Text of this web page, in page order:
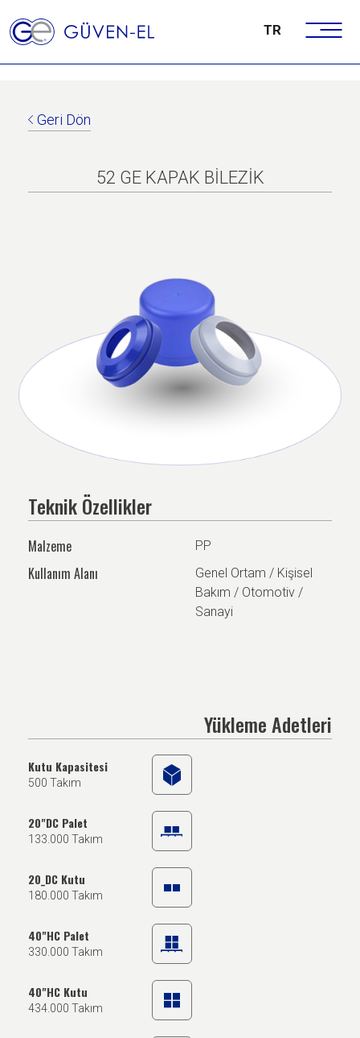
TR
Geri Dön
52 GE KAPAK BİLEZİK
Teknik Özellikler
Malzeme PP
Kullanım Alanı
Genel Ortam / Kişisel
Bakım / Otomotiv /
Sanayi
Yükleme Adetleri
Kutu Kapasitesi
500 Takım
20"DC Palet
133.000 Takım
20_DC Kutu
180.000 Takım
40"HC Palet
330.000 Takım
40"HC Kutu
434.000 Takım